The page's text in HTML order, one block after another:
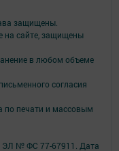
защищены.
сайте, защищены
в любом объеме
согласия
по печати и массовым
ЭЛ № ФС 77-67911. Дата